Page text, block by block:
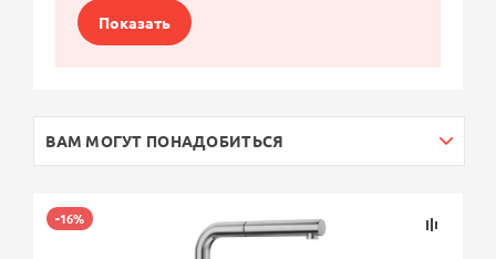
Показать
ВАМ МОГУТ ПОНАДОБИТЬСЯ
-16%